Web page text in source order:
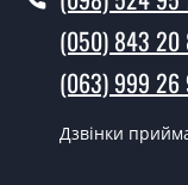
Вартість
Як швидко
(050) 843 20
(063) 999 26
Дзвінки